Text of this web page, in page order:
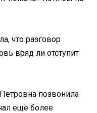
что разговор
вряд ли отступит
позвонила
ещё более